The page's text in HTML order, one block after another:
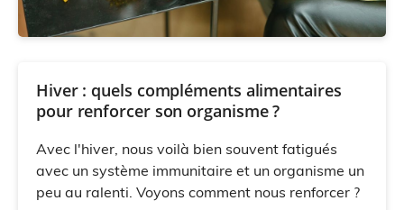
Hiver : quels compléments alimentaires
pour renforcer son organisme ?
Avec l'hiver, nous voilà bien souvent fatigués
avec un système immunitaire et un organisme un
peu au ralenti. Voyons comment nous renforcer ?